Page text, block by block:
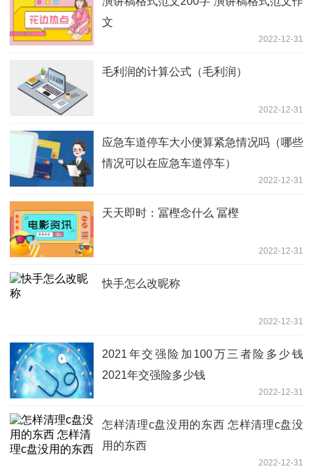
文
2022-12-31
毛利润的计算公式（毛利润）
2022-12-31
应急车道停车大小便算紧急情况吗（哪些
情况可以在应急车道停车）
2022-12-31
天天即时：冨樫念什么 冨樫
2022-12-31
快手怎么改昵称
2022-12-31
2021年交强险加100万三者险多少钱
2021年交强险多少钱
2022-12-31
怎样清理c盘没用的东西 怎样清理c盘没
用的东西
2022-12-31